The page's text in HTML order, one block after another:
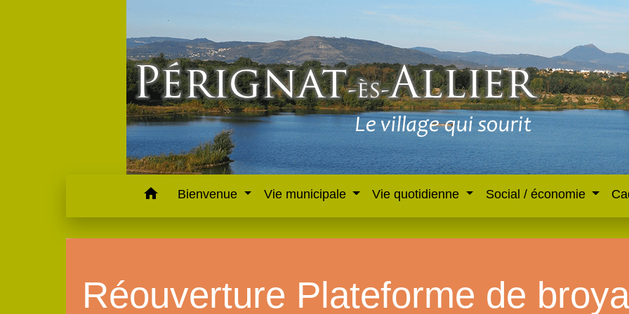
home Bienvenue Vie municipale Vie quotidienne Social / économie
Réouverture Plateforme de